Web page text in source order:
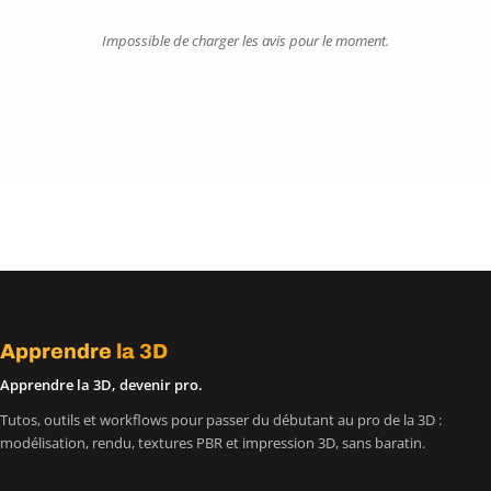
Impossible de charger les avis pour le moment.
Apprendre la 3D
Apprendre la 3D, devenir pro.
Tutos, outils et workflows pour passer du débutant au pro de la 3D :
modélisation, rendu, textures PBR et impression 3D, sans baratin.